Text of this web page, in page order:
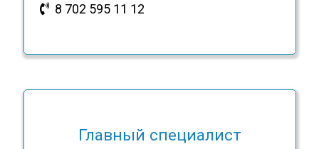
8 702 595 11 12
Главный специалист